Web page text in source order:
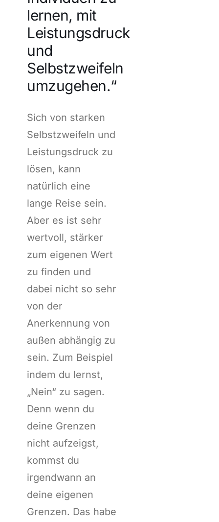
lernen, mit
Leistungsdruck
und
Selbstzweifeln
umzugehen.“
Sich von starken
Selbstzweifeln und
Leistungsdruck zu
lösen, kann
natürlich eine
lange Reise sein.
Aber es ist sehr
wertvoll, stärker
zum eigenen Wert
zu finden und
dabei nicht so sehr
von der
Anerkennung von
außen abhängig zu
sein. Zum Beispiel
indem du lernst,
„Nein“ zu sagen.
Denn wenn du
deine Grenzen
nicht aufzeigst,
kommst du
irgendwann an
deine eigenen
Grenzen. Das habe